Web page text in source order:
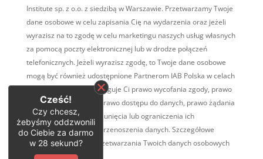
Institute sp. z o.o. z siedzibą w Warszawie. Przetwarzamy Twoje
dane osobowe w celu zapisania Cię na wydarzenia oraz jeżeli
wyrazisz na to zgodę w celu marketingu naszych usług własnych
za pomocą poczty elektronicznej lub w drodze połączeń
telefonicznych. Jeżeli wyrazisz zgodę, to Twoje dane osobowe
mogą być również udostępnione Partnerom IAB Polska w celach
marketingowych. Przysługuje Ci prawo wycofania zgody, prawo
wniesienia sprzeciwu, prawo dostępu do danych, prawo żądania
ich sprostowania, ich usunięcia lub ograniczenia ich
przetwarzania, prawo przenoszenia danych. Szczegółowe
informacje na temat przetwarzania Twoich danych osobowych
TUTAJ.
Cześć!
Czy chcesz,
żebyśmy oddzwonili
do Ciebie za darmo
w 28 sekund?